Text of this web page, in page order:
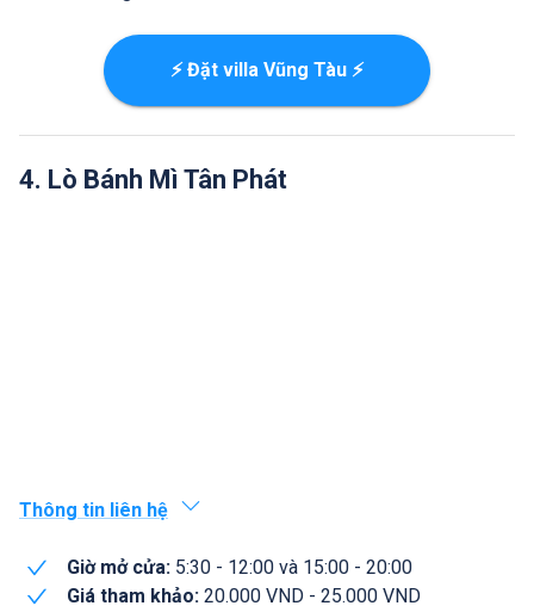
⚡ Đặt villa Vũng Tàu ⚡
4. Lò Bánh Mì Tân Phát
Thông tin liên hệ
Giờ mở cửa: 5:30 - 12:00 và 15:00 - 20:00
Giá tham khảo: 20.000 VND - 25.000 VND